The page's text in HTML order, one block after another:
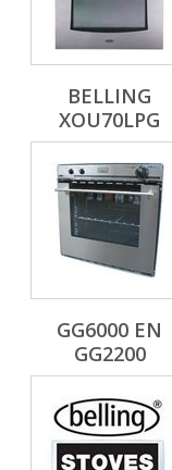
BELLING
XOU70LPG
GG6000 EN
GG2200